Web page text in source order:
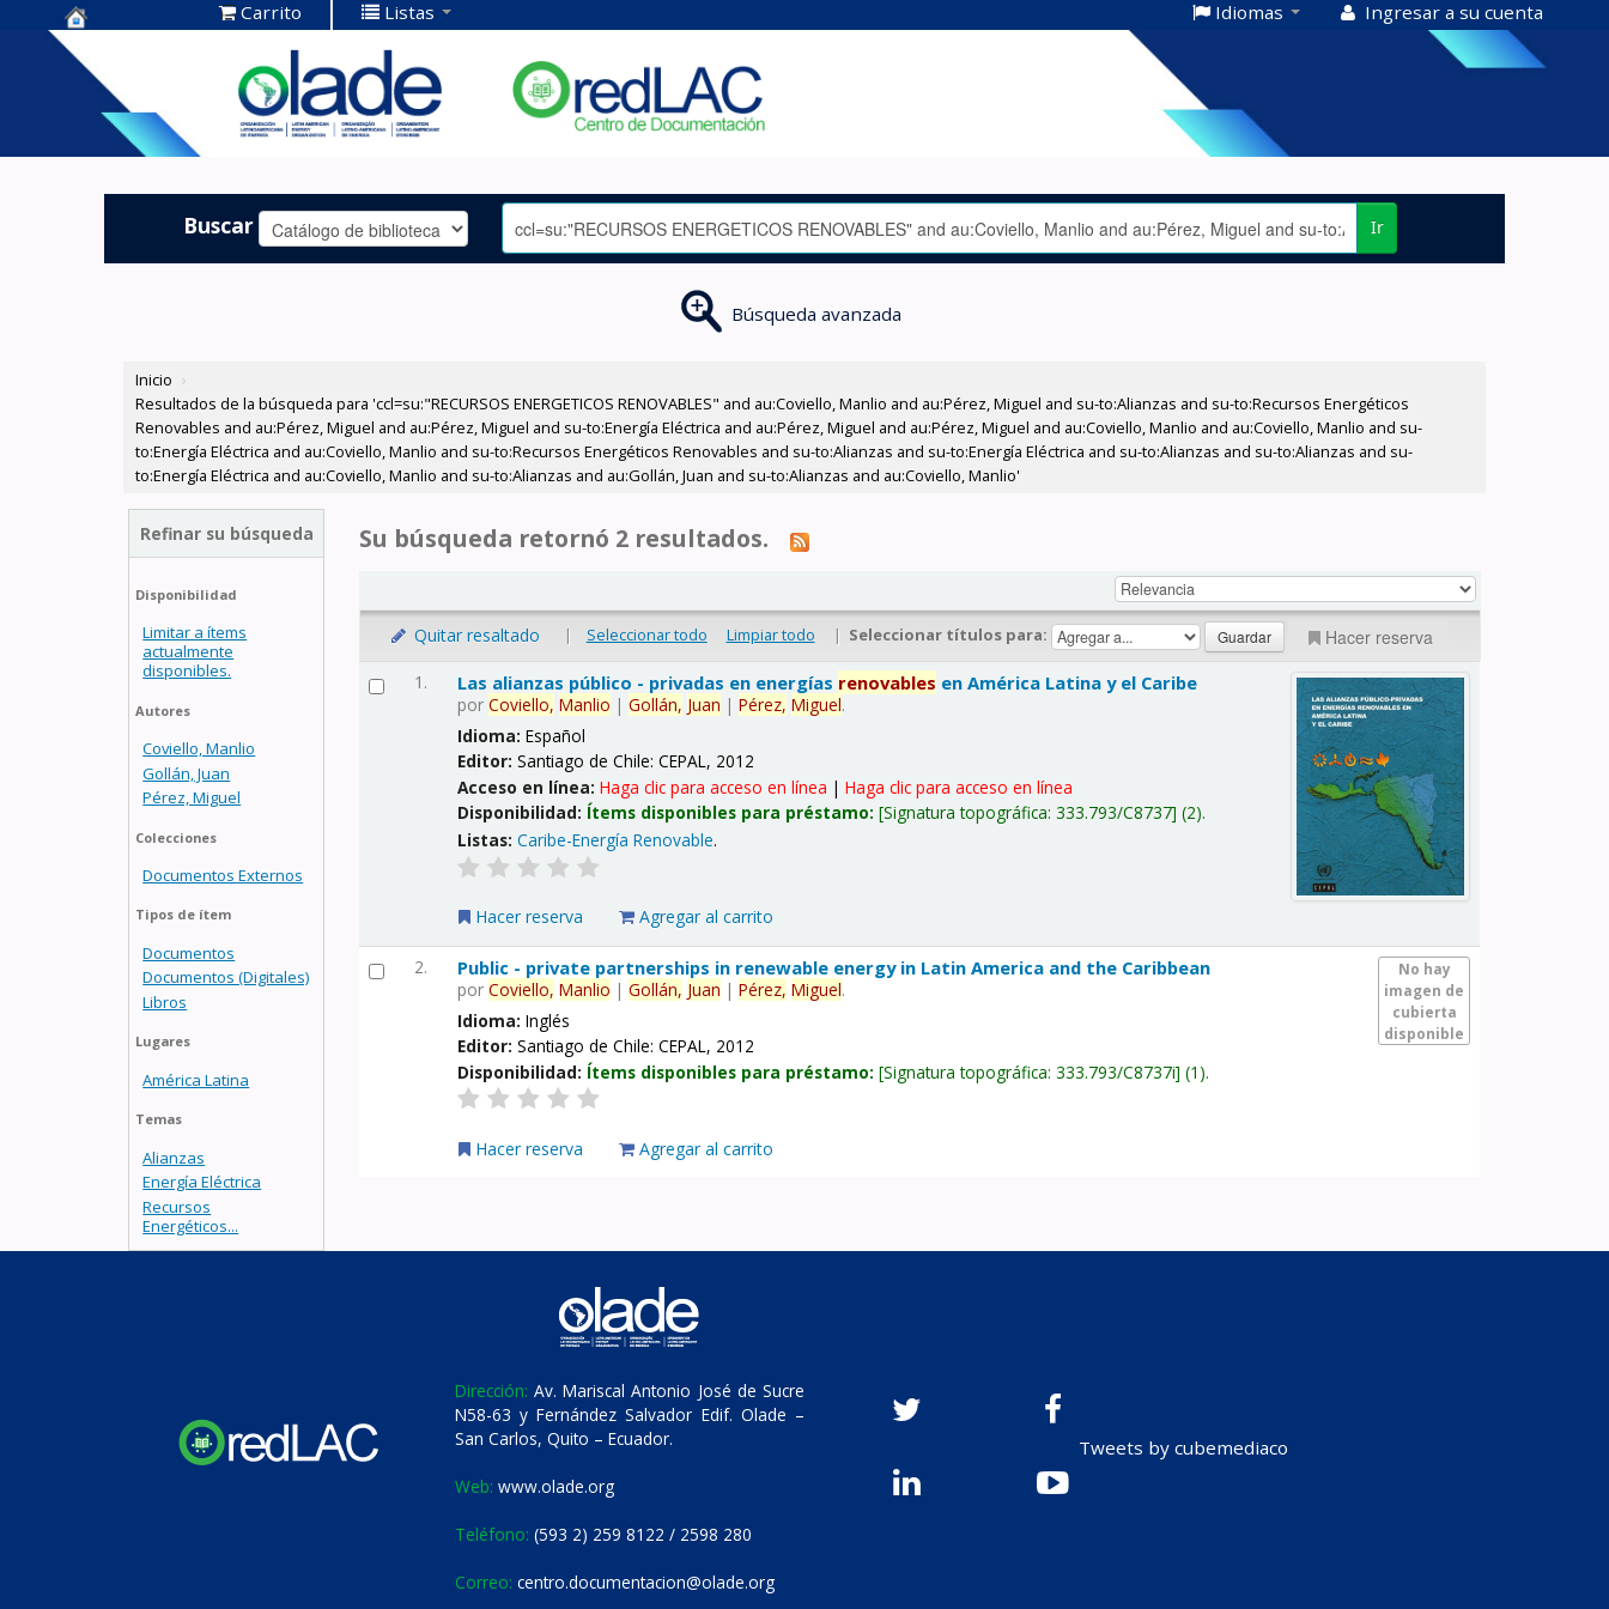
Centro de
Documentación
OLADE -
Carrito Listas Idiomas Ingresar a su cuenta
Buscar Ir
Búsqueda avanzada
Inicio ›
Resultados de la búsqueda para 'ccl=su:"RECURSOS ENERGETICOS RENOVABLES" and au:Coviello, Manlio and au:Pérez, Miguel and su-to:Alianzas and su-to:Recursos Energéticos
Renovables and au:Pérez, Miguel and au:Pérez, Miguel and su-to:Energía Eléctrica and au:Pérez, Miguel and au:Pérez, Miguel and au:Coviello, Manlio and au:Coviello, Manlio and su-
to:Energía Eléctrica and au:Coviello, Manlio and su-to:Recursos Energéticos Renovables and su-to:Alianzas and su-to:Energía Eléctrica and su-to:Alianzas and su-to:Alianzas and su-
to:Energía Eléctrica and au:Coviello, Manlio and su-to:Alianzas and au:Gollán, Juan and su-to:Alianzas and au:Coviello, Manlio'
Refinar su búsqueda
Disponibilidad
Limitar a ítems
actualmente
disponibles.
Autores
Coviello, Manlio
Gollán, Juan
Pérez, Miguel
Colecciones
Documentos Externos
Tipos de ítem
Documentos
Documentos (Digitales)
Libros
Lugares
América Latina
Temas
Alianzas
Energía Eléctrica
Recursos
Energéticos...
Su búsqueda retornó 2 resultados.
Quitar resaltado | Seleccionar todo Limpiar todo | Seleccionar títulos para: Hacer reserva
1. Las alianzas público - privadas en energías renovables en América Latina y el Caribe
porCoviello, Manlio |Gollán, Juan |Pérez, Miguel.
Idioma:Español
Editor:Santiago de Chile: CEPAL, 2012
Acceso en línea:Haga clic para acceso en línea |Haga clic para acceso en línea
Disponibilidad: Ítems disponibles para préstamo: Signatura topográfica:333.793/C8737 (2).
Listas: Caribe-Energía Renovable.
Hacer reserva Agregar al carrito
2.
No hay
imagen de
cubierta
disponible
Public - private partnerships in renewable energy in Latin America and the Caribbean
porCoviello, Manlio |Gollán, Juan |Pérez, Miguel.
Idioma:Inglés
Editor:Santiago de Chile: CEPAL, 2012
Disponibilidad: Ítems disponibles para préstamo: Signatura topográfica:333.793/C8737i (1).
Hacer reserva Agregar al carrito
Dirección: Av. Mariscal Antonio José de Sucre
N58-63 y Fernández Salvador Edif. Olade –
San Carlos, Quito – Ecuador.
Web: www.olade.org
Teléfono: (593 2) 259 8122 / 2598 280
Correo: centro.documentacion@olade.org
Tweets by cubemediaco